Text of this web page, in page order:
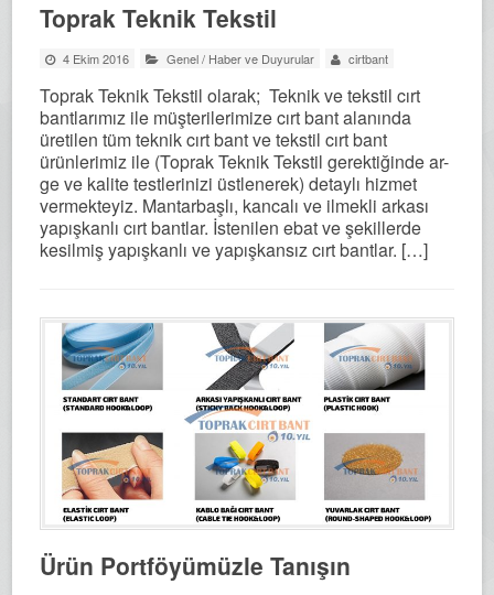
Toprak Teknik Tekstil
4 Ekim 2016 Genel/ Haber ve Duyurular cirtbant
Toprak Teknik Tekstil olarak; Teknik ve tekstil cırt
bantlarımız ile müşterilerimize cırt bant alanında
üretilen tüm teknik cırt bant ve tekstil cırt bant
ürünlerimiz ile (Toprak Teknik Tekstil gerektiğinde ar-
ge ve kalite testlerinizi üstlenerek) detaylı hizmet
vermekteyiz. Mantarbaşlı, kancalı ve ilmekli arkası
yapışkanlı cırt bantlar. İstenilen ebat ve şekillerde
kesilmiş yapışkanlı ve yapışkansız cırt bantlar. […]
Ürün Portföyümüzle Tanışın